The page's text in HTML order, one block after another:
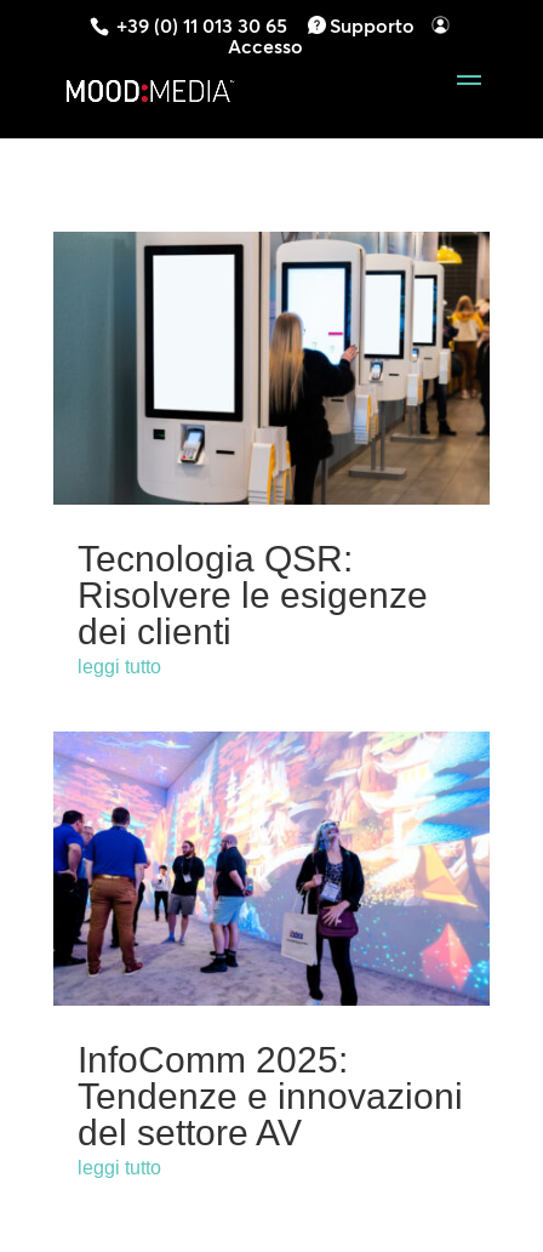
+39 (0) 11 013 30 65
Supporto
Accesso
Tecnologia QSR:
Risolvere le esigenze
dei clienti
leggi tutto
InfoComm 2025:
Tendenze e innovazioni
del settore AV
leggi tutto